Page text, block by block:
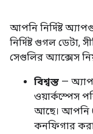
আপনি নির্দিষ্ট
নির্দিষ্ট গুগল ডেটা,
সেগুলির অ্যাক্সেস
বিশ্বস্ত —
ওয়ার্কস্পেস
আছে। আপনি
কনফিগার